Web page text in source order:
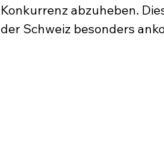
Konkurrenz abzuheben.
der Schweiz besonders